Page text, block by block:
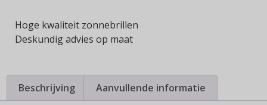
Hoge kwaliteit zonnebrillen
Deskundig advies op maat
Beschrijving Aanvullende informatie